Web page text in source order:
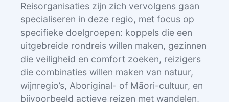
Reisorganisaties zijn zich vervolgens gaan
specialiseren in deze regio, met focus op
specifieke doelgroepen: koppels die een
uitgebreide rondreis willen maken, gezinnen
die veiligheid en comfort zoeken, reizigers
die combinaties willen maken van natuur,
wijnregio’s, Aboriginal- of Māori-cultuur, en
bijvoorbeeld actieve reizen met wandelen,